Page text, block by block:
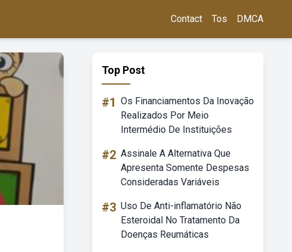
Contact Tos DMCA
Top Post
#1 Os Financiamentos Da Inovação
Realizados Por Meio
Intermédio De Instituições
#2 Assinale A Alternativa Que
Apresenta Somente Despesas
Consideradas Variáveis
#3 Uso De Anti-inflamatório Não
Esteroidal No Tratamento Da
Doenças Reumáticas